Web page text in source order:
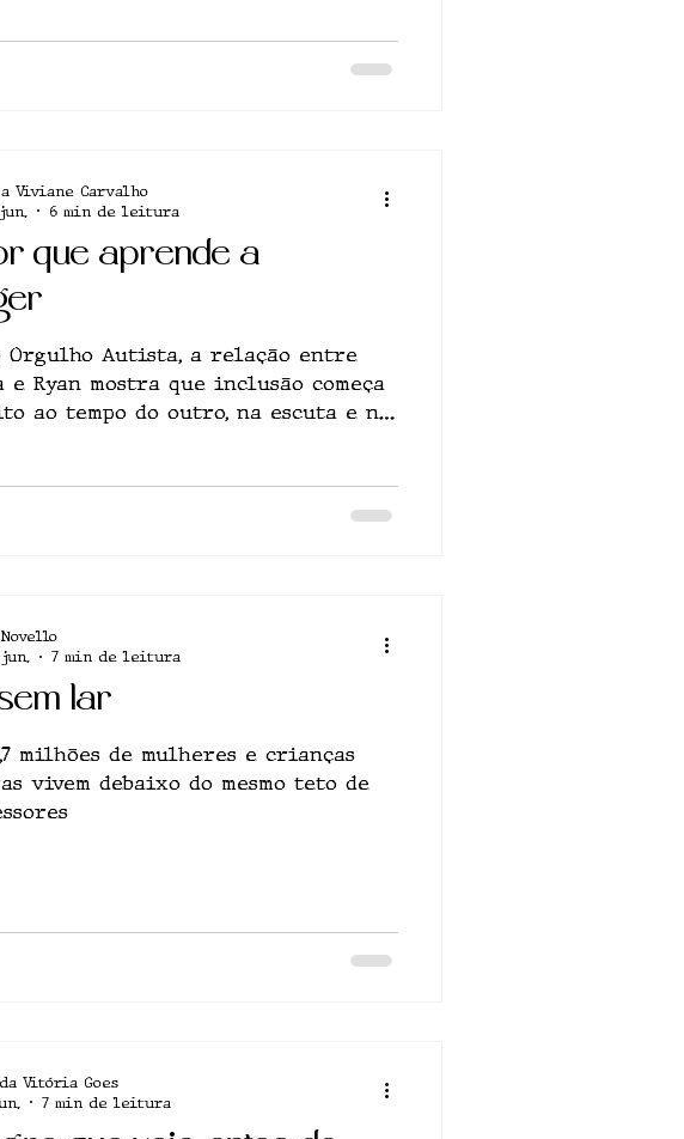
que aprende a
Orgulho Autista, a relação entre
e Ryan mostra que inclusão começa
ao tempo do outro, na escuta e no
Viviane Carvalho
6 min de leitura
lar
milhões de mulheres e crianças
vivem debaixo do mesmo teto de
7 min de leitura
Vitória Goes
7 min de leitura